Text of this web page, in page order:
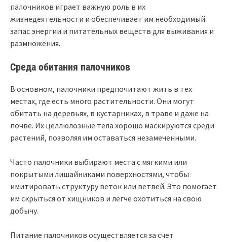
палочников играет важную роль в их
жизнедеятельности и обеспечивает им необходимый
запас энергии и питательных веществ для выживания и
размножения.
Среда обитания палочников
В основном, палочники предпочитают жить в тех
местах, где есть много растительности. Они могут
обитать на деревьях, в кустарниках, в траве и даже на
почве. Их целлюлозные тела хорошо маскируются среди
растений, позволяя им оставаться незамеченными.
Часто палочники выбирают места с мягкими или
покрытыми лишайниками поверхностями, чтобы
имитировать структуру веток или ветвей. Это помогает
им скрыться от хищников и легче охотиться на свою
добычу.
Питание палочников осуществляется за счет